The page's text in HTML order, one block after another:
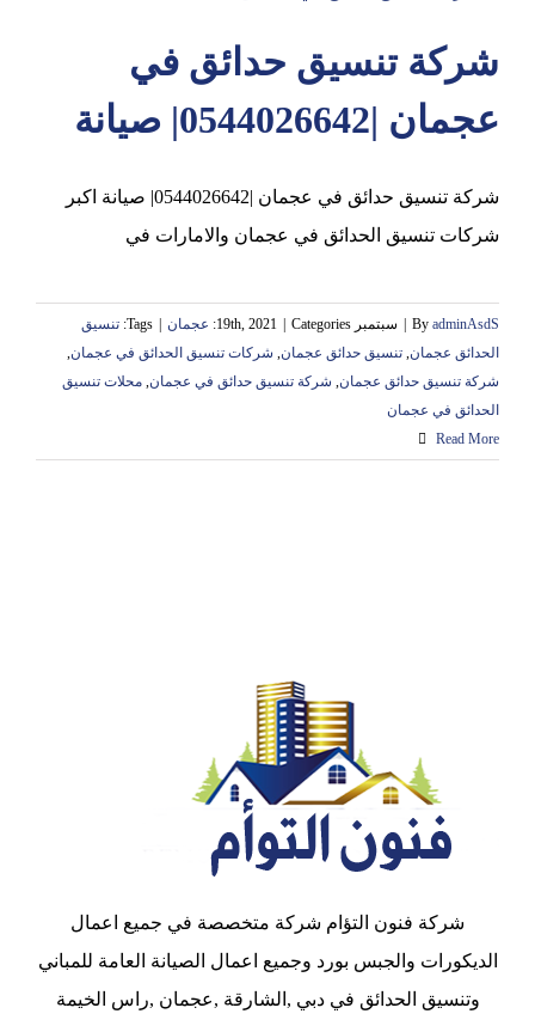
شركة تنسيق حدائق في
عجمان |0544026642| صيانة
شركة تنسيق حدائق في عجمان |0544026642| صيانة اكبر
شركات تنسيق الحدائق في عجمان والامارات في
By adminAsdS سبتمبر 19th, 2021 Categories: عجمان Tags: تنسيق
الحدائق عجمان, تنسيق حدائق عجمان, شركات تنسيق الحدائق في عجمان,
شركة تنسيق حدائق عجمان, شركة تنسيق حدائق في عجمان, محلات تنسيق
الحدائق في عجمان
Read More
شركة فنون التؤام شركة متخصصة في جميع اعمال
الديكورات والجبس بورد وجميع اعمال الصيانة العامة للمباني
وتنسيق الحدائق في دبي ,الشارقة ,عجمان ,راس الخيمة